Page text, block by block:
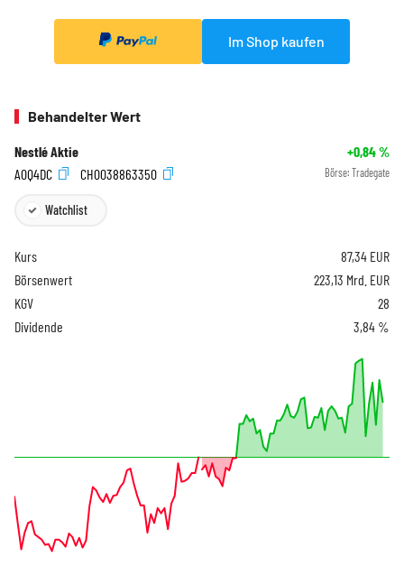
Im Shop kaufen
Behandelter Wert
Nestlé Aktie +0,84%
A0Q4DC
CH0038863350 Börse: Tradegate
Watchlist
Kurs 87,34 EUR
Börsenwert
223,13 Mrd. EUR
KGV
28
Dividende
3,84 %